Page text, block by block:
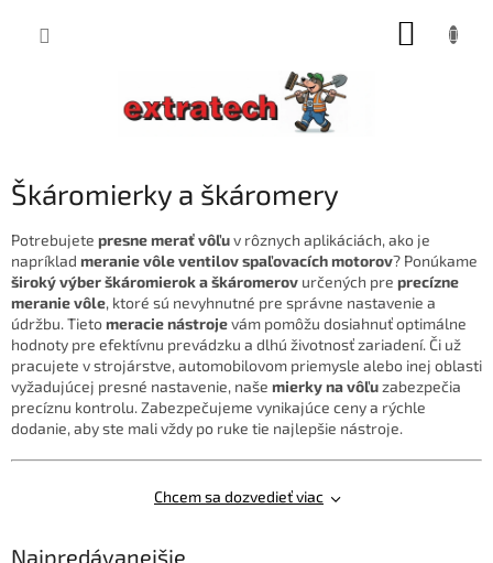
Škáromierky a škáromery
Potrebujete presne merať vôľuv rôznych aplikáciách, ako je
napríklad meranie vôle ventilov spaľovacích motorov? Ponúkame
široký výberškáromierok a škáromerov určených pre precízne
meranie vôle, ktoré sú nevyhnutné pre správne nastavenie a
údržbu. Tietomeracie nástrojevám pomôžu dosiahnuť optimálne
hodnoty pre efektívnu prevádzku a dlhú životnosť zariadení. Či už
pracujete v strojárstve, automobilovom priemysle alebo inej oblasti
vyžadujúcej presné nastavenie, naše mierky na vôľuzabezpečia
precíznu kontrolu. Zabezpečujeme vynikajúce ceny a rýchle
dodanie, aby ste mali vždy po ruke tie najlepšie nástroje.
Chcem sa dozvedieť viac
Najpredávanejšie